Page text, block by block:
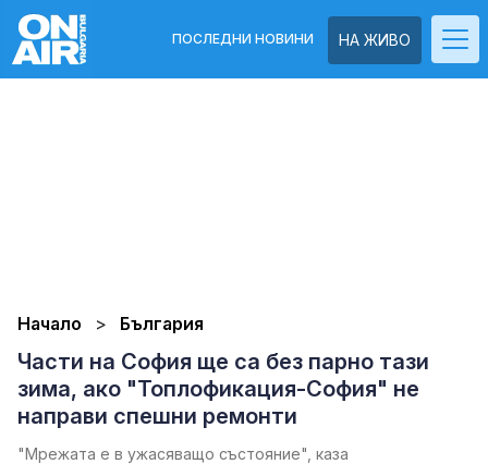
НА ЖИВО
ПОСЛЕДНИ НОВИНИ
Начало България
Части на София ще са без парно тази
зима, ако "Топлофикация-София" не
направи спешни ремонти
"Мрежата е в ужасяващо състояние", каза